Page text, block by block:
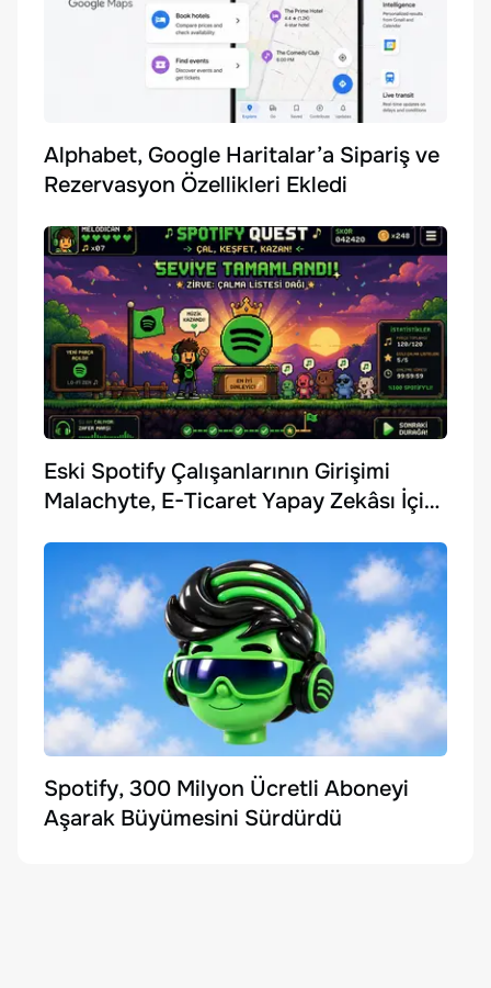
Alphabet, Google Haritalar’a Sipariş ve
Rezervasyon Özellikleri Ekledi
Eski Spotify Çalışanlarının Girişimi
Malachyte, E-Ticaret Yapay Zekâsı İçin
Spotify, 300 Milyon Ücretli Aboneyi
Aşarak Büyümesini Sürdürdü